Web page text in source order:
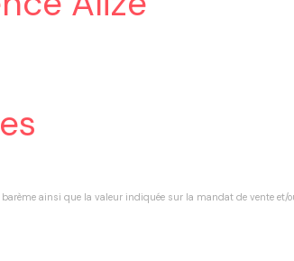
ainsi que la valeur indiquée sur la mandat de vente et/